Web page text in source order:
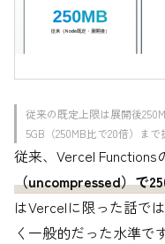
従来の既定上限は展開後
5GB（250MB比で20倍）まで
従来、Vercel Functions
（uncompressed）で
はVercelに限った話で
く一般的だった水準で